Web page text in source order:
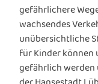
gefährlichere
wachsendes
unübersichtliche
für Kinder können
gefährlich werden